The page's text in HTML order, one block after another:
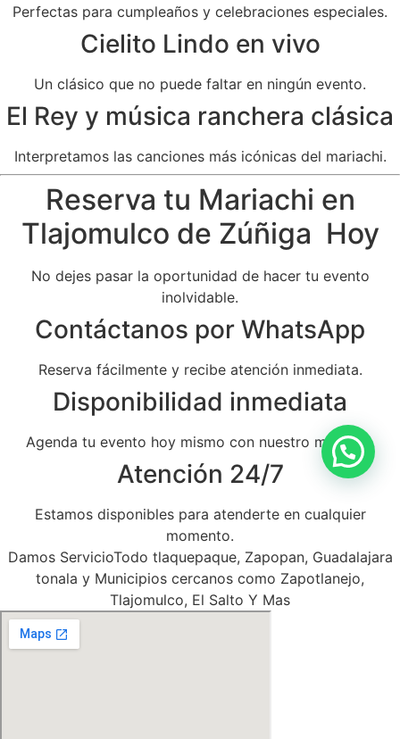
Perfectas para cumpleaños y celebraciones especiales.
Cielito Lindo en vivo
Un clásico que no puede faltar en ningún evento.
El Rey y música ranchera clásica
Interpretamos las canciones más icónicas del mariachi.
Reserva tu Mariachi en
Tlajomulco de Zúñiga Hoy
No dejes pasar la oportunidad de hacer tu evento
inolvidable.
Contáctanos por WhatsApp
Reserva fácilmente y recibe atención inmediata.
Disponibilidad inmediata
Agenda tu evento hoy mismo con nuestro mariachi.
Atención 24/7
Estamos disponibles para atenderte en cualquier
momento.
Damos ServicioTodo tlaquepaque, Zapopan, Guadalajara
tonala y Municipios cercanos como Zapotlanejo,
Tlajomulco, El Salto Y Mas